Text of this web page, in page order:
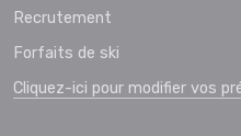
Recrutement
Forfaits de ski
Cliquez-ici pour modifier vos